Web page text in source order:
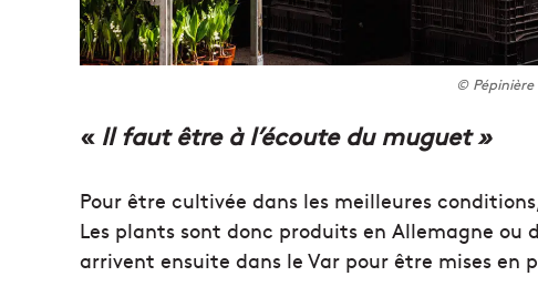
©
« Il faut être à l’écoute du muguet »
Pour être cultivée dans les meilleures
Les plants sont donc produits en Allemagne ou
arrivent ensuite dans le Var pour être mises en